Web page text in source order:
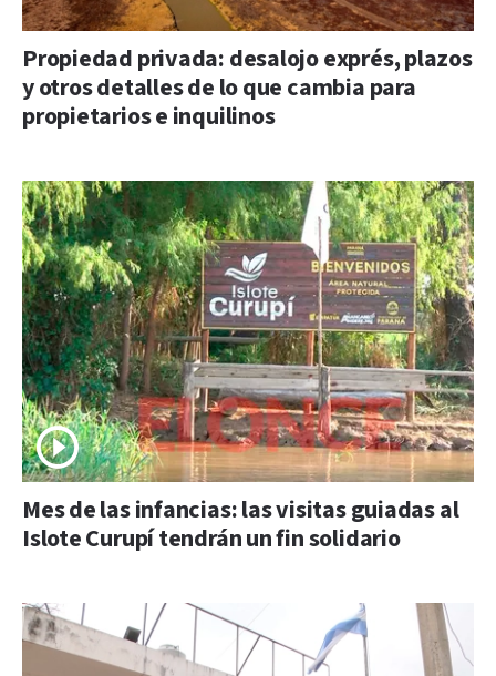
Propiedad privada: desalojo exprés, plazos
y otros detalles de lo que cambia para
propietarios e inquilinos
Mes de las infancias: las visitas guiadas al
Islote Curupí tendrán un fin solidario